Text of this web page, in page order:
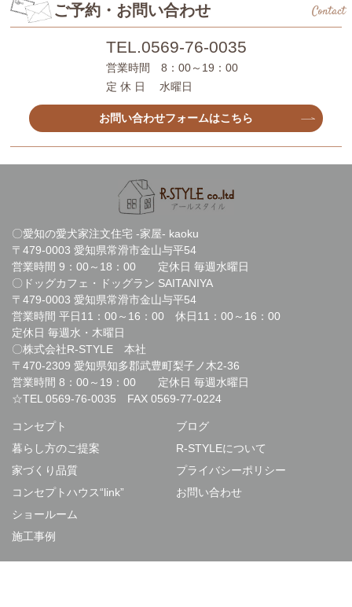
ご予約・お問い合わせ Contact
TEL.0569-76-0035
営業時間 8：00～19：00
定 休 日 水曜日
お問い合わせフォームはこちら
〇愛知の愛犬家注文住宅 -家屋- kaoku
〒479-0003 愛知県常滑市金山与平54
営業時間 9：00～18：00 定休日 毎週水曜日
〇ドッグカフェ・ドッグラン SAITANIYA
〒479-0003 愛知県常滑市金山与平54
営業時間 平日11：00～16：00 休日11：00～16：00
定休日 毎週水・木曜日
〇株式会社R-STYLE 本社
〒470-2309 愛知県知多郡武豊町梨子ノ木2-36
営業時間 8：00～19：00 定休日 毎週水曜日
☆TEL 0569-76-0035 FAX 0569-77-0224
コンセプト
暮らし方のご提案
家づくり品質
コンセプトハウス“link”
ショールーム
施工事例
ブログ
R-STYLEについて
プライバシーポリシー
お問い合わせ